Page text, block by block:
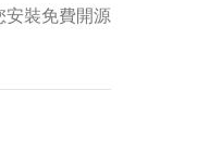
安裝免費開源